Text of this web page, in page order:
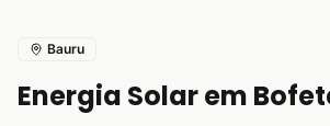
Bauru
Energia Solar em